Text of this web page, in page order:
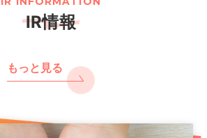
IR情報
もっと見る